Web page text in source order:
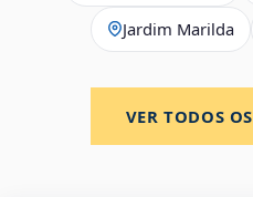
Jardim Marilda
VER TODOS OS